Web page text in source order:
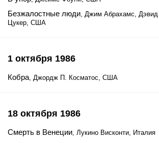
Безжалостные люди, Джим Абрахамс,
Цукер, США
1 октября 1986
Кобра, Джордж П. Косматос, США
18 октября 1986
Смерть в Венеции, Лукино Висконти, Италия